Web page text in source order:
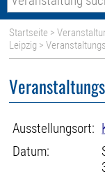
Startseite >
Leipzig >
Ausstellungsort:
Datum: